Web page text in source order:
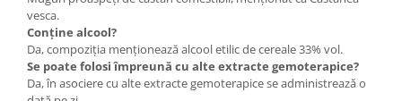
vesca.
Conține alcool?
Da, compoziția menționează alcool etilic de cereale 33% vol.
Se poate folosi împreună cu alte extracte gemoterapice?
Da, în asociere cu alte extracte gemoterapice se administrează o